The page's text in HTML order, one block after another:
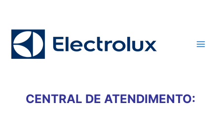
conteúdo
CENTRAL DE ATENDIMENTO: